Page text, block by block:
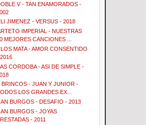
V - TAN ENAMORADOS -
JIMENEZ - VERSUS - 2018
IMPERIAL - NUESTRAS
MEJORES CANCIONES ...
MATA - AMOR CONSENTIDO
CORDOBA - ASI DE SIMPLE -
BRINCOS - JUAN Y JUNIOR -
LOS GRANDES EX...
BURGOS - DESAFIO - 2013
BURGOS - JOYAS
- 2011